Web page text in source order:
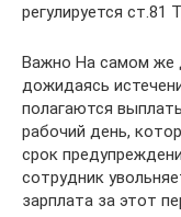
регулируется ст.81
Важно На самом же
дожидаясь
полагаются
рабочий день,
срок
сотрудник
зарплата за этот